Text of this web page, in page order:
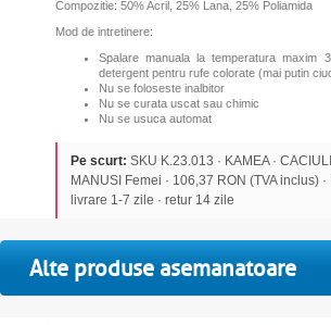
Compozitie: 50% Acril, 25% Lana, 25% Poliamida
Mod de intretinere:
Spalare manuala la temperatura maxim
detergent pentru rufe colorate (mai putin
Nu se foloseste inalbitor
Nu se curata uscat sau chimic
Nu se usuca automat
Pe scurt: SKU K.23.013 · KAMEA ·
MANUSI Femei · 106,37 RON (TVA inclus) ·
livrare 1-7 zile · retur 14 zile
Alte produse asemanatoare